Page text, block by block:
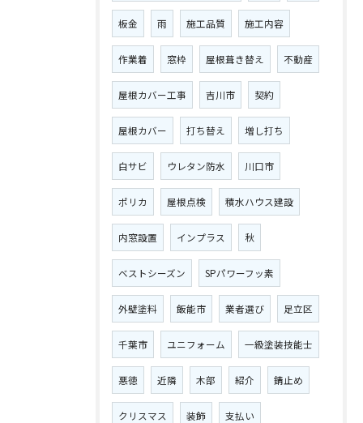
板金 雨 施工品質 施工内容
作業着 窓枠 屋根葺き替え 不動産
屋根カバー工事 吉川市 契約
屋根カバー 打ち替え 増し打ち
白サビ ウレタン防水 川口市
ポリカ 屋根点検 積水ハウス建設
内窓設置 インプラス 秋
ベストシーズン SPパワーフッ素
外壁塗料 飯能市 業者選び 足立区
千葉市 ユニフォーム 一級塗装技能士
悪徳 近隣 木部 紹介 錆止め
クリスマス 装飾 支払い